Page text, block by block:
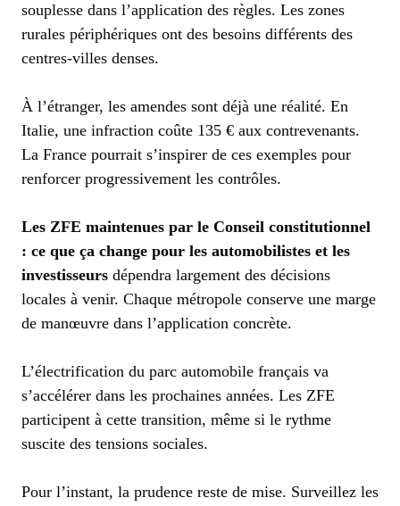
souplesse dans l’application des règles. Les zones
rurales périphériques ont des besoins différents des
centres-villes denses.
À l’étranger, les amendes sont déjà une réalité. En
Italie, une infraction coûte 135 € aux contrevenants.
La France pourrait s’inspirer de ces exemples pour
renforcer progressivement les contrôles.
Les ZFE maintenues par le Conseil constitutionnel
: ce que ça change pour les automobilistes et les
investisseurs dépendra largement des décisions
locales à venir. Chaque métropole conserve une marge
de manœuvre dans l’application concrète.
L’électrification du parc automobile français va
s’accélérer dans les prochaines années. Les ZFE
participent à cette transition, même si le rythme
suscite des tensions sociales.
Pour l’instant, la prudence reste de mise. Surveillez les